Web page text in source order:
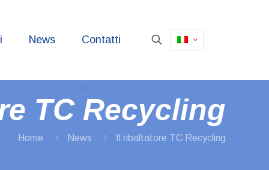
News Contatti
TC Recycling
Home News Il ribaltatore TC Recycling